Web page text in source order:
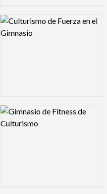
Logo Preview Image
Logo Preview Image